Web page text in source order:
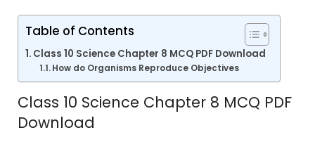
Table of Contents
Class 10 Science Chapter 8 MCQ PDF Download
How do Organisms Reproduce Objectives
Class 10 Science Chapter 8 MCQ PDF
Download